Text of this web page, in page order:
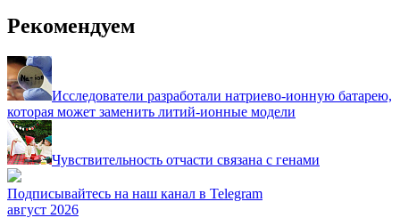
Рекомендуем
Исследователи разработали натриево-ионную батарею,
которая может заменить литий-ионные модели
Чувствительность отчасти связана с генами
Подписывайтесь на наш канал в Telegram
август 2026